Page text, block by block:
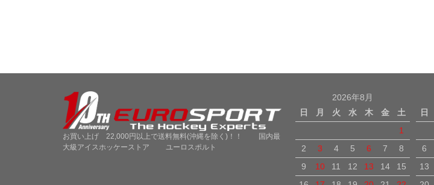
お買い上げ 22,000円以上で送料無料(沖縄を除く)！！ 国内最
大級アイスホッケーストア ユーロスポルト
2026年8月
日
月 火 水 木 金
土
1
2
3 4 5 6 7
8
9
10 11 12 13 14
15
日
6
13